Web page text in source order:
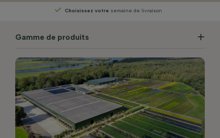
Choisissez votre semaine de livraison
Gamme de produits